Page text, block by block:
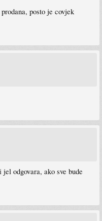
posto je covjek
odgovara, ako sve bude